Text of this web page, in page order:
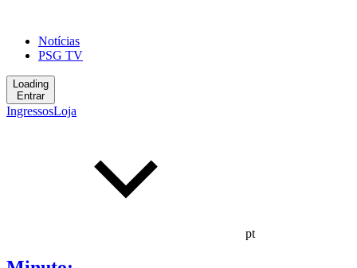
Notícias
PSG TV
Loading
Entrar
IngressosLoja
pt